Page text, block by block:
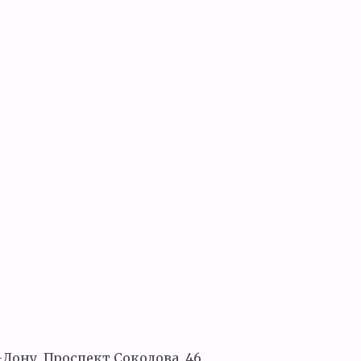
Проспект Соколова, 46